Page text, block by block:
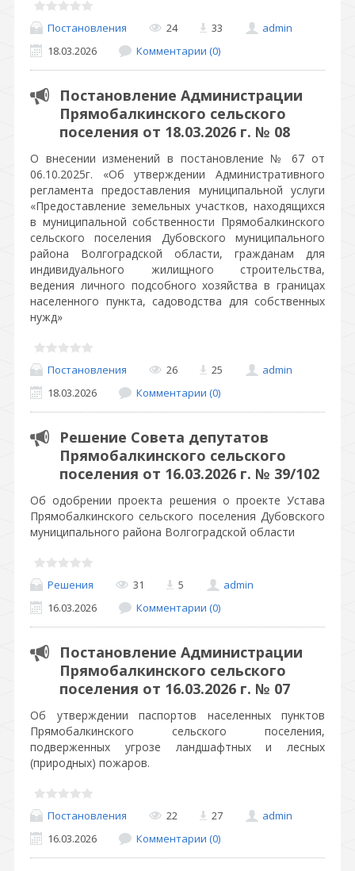
Постановления 24 33
admin
18.03.2026
Комментарии (0)
Постановление Администрации
Прямобалкинского сельского
поселения от 18.03.2026 г. № 08
О внесении изменений в постановление № 67 от
06.10.2025г. «Об утверждении Административного
регламента предоставления муниципальной услуги
«Предоставление земельных участков, находящихся
в муниципальной собственности Прямобалкинского
сельского поселения Дубовского муниципального
района Волгоградской области, гражданам для
индивидуального жилищного строительства,
ведения личного подсобного хозяйства в границах
населенного пункта, садоводства для собственных
нужд»
Постановления 26 25
admin
18.03.2026
Комментарии (0)
Решение Совета депутатов
Прямобалкинского сельского
поселения от 16.03.2026 г. № 39/102
Об одобрении проекта решения о проекте Устава
Прямобалкинского сельского поселения Дубовского
муниципального района Волгоградской области
Решения 31 5
admin
16.03.2026
Комментарии (0)
Постановление Администрации
Прямобалкинского сельского
поселения от 16.03.2026 г. № 07
Об утверждении паспортов населенных пунктов
Прямобалкинского сельского поселения,
подверженных угрозе ландшафтных и лесных
(природных) пожаров.
Постановления 22 27
admin
16.03.2026
Комментарии (0)